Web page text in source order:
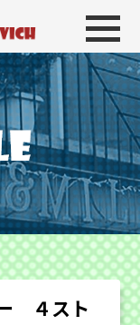
BIKE＆
４スト